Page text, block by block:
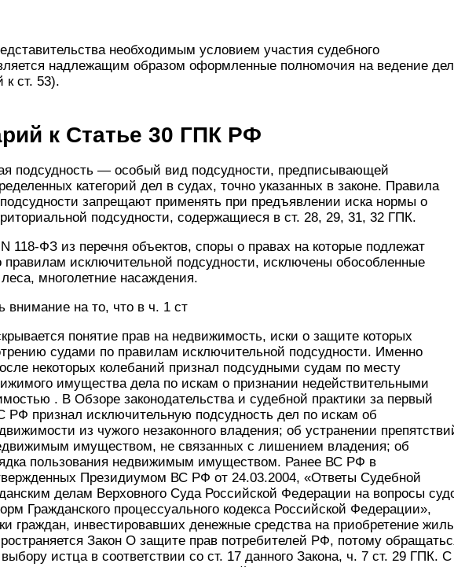
необходимым условием участия судебного
надлежащим образом оформленные полномочия на ведение
к ст. 53).
к Статье 30 ГПК РФ
подсудность — особый вид подсудности, предписывающей
категорий дел в судах, точно указанных в законе. Правила
запрещают применять при предъявлении иска нормы о
подсудности, содержащиеся в ст. 28, 29, 31, 32 ГПК.
118-ФЗ из перечня объектов, споры о правах на которые подлежат
правилам исключительной подсудности, исключены обособленные
многолетние насаждения.
внимание на то, что в ч. 1 ст
понятие прав на недвижимость, иски о защите которых
судами по правилам исключительной подсудности. Именно
некоторых колебаний признал подсудными судам по месту
имущества дела по искам о признании недействительными
. В Обзоре законодательства и судебной практики за первый
РФ признал исключительную подсудность дел по искам об
из чужого незаконного владения; об устранении
имуществом, не связанных с лишением владения; об
пользования недвижимым имуществом. Ранее ВС РФ в
Президиумом ВС РФ от 24.03.2004, «Ответы Судебной
делам Верховного Суда Российской Федерации на вопросы
Гражданского процессуального кодекса Российской Федерации»,
граждан, инвестировавших денежные средства на приобретение
Закон О защите прав потребителей РФ, потому
истца в соответствии со ст. 17 данного Закона, ч. 7 ст. 29 ГПК. С